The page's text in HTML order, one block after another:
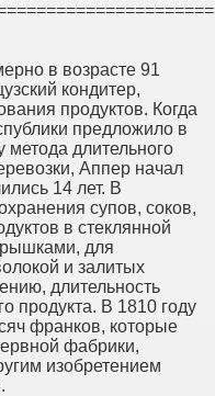
в возрасте 91
кондитер,
продуктов. Когда
предложило в
метода длительного
Аппер начал
14 лет. В
супов, соков,
в стеклянной
для
и залитых
длительность
продукта. В 1810 году
франков, которые
фабрики,
изобретением